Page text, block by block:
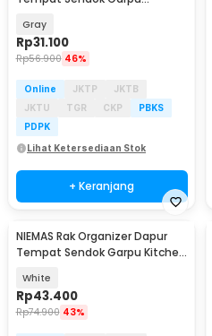
Gray
Rp31.100
Rp56.900 46%
Online JKTP
JKTB
JKTU
TGR CKP
PBKS
PDPK
Lihat Ketersediaan Stok
+ Keranjang
NIEMAS Rak Organizer Dapur
Tempat Sendok Garpu Kitchen
White
Rp43.400
Rp74.900 43%